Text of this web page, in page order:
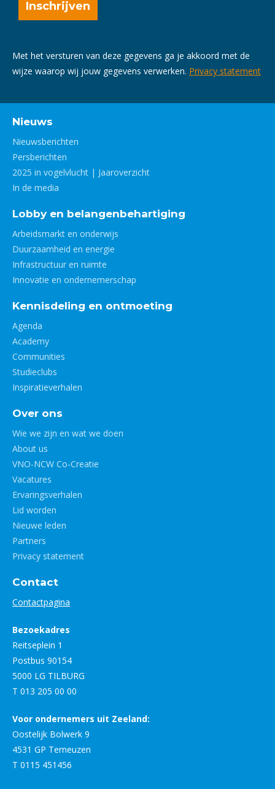
Met het versturen van deze gegevens ga je akkoord met de
wijze waarop wij jouw gegevens verwerken. Privacy statement
Nieuws
Nieuwsberichten
Persberichten
2025 in vogelvlucht | Jaaroverzicht
In de media
Lobby en belangenbehartiging
Arbeidsmarkt en onderwijs
Duurzaamheid en energie
Infrastructuur en ruimte
Innovatie en ondernemerschap
Kennisdeling en ontmoeting
Agenda
Academy
Communities
Studieclubs
Inspiratieverhalen
Over ons
Wie we zijn en wat we doen
About us
VNO-NCW Co-Creatie
Vacatures
Ervaringsverhalen
Lid worden
Nieuwe leden
Partners
Privacy statement
Contact
Contactpagina
Bezoekadres
Reitseplein 1
Postbus 90154
5000 LG TILBURG
T 013 205 00 00
Voor ondernemers uit Zeeland:
Oostelijk Bolwerk 9
4531 GP Terneuzen
T 0115 451456